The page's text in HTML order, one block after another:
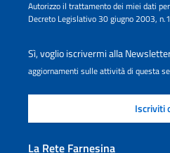
Autorizzo il trattamento dei miei dati
Decreto Legislativo 30 giugno 2003,
Sì, voglio iscrivermi alla
aggiornamenti sulle attività di questa
La Rete Farnesina